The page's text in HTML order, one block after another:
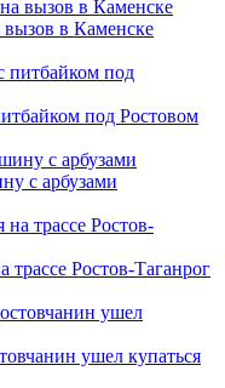
в Каменске
под Ростовом
с арбузами
трассе Ростов-Таганрог
ушел купаться